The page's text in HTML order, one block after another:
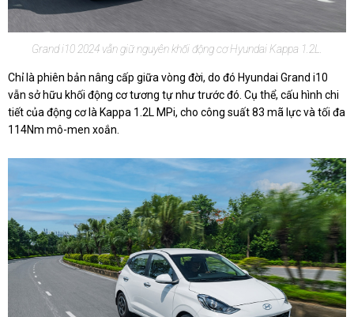
Grand i10 2024 vẫn giữ nguyên khối động cơ Hyundai Kappa 1.2L.
Chỉ là phiên bản nâng cấp giữa vòng đời, do đó Hyundai Grand i10
vẫn sở hữu khối động cơ tương tự như trước đó. Cụ thể, cấu hình chi
tiết của động cơ là Kappa 1.2L MPi, cho công suất 83 mã lực và tối đa
114Nm mô-men xoắn.